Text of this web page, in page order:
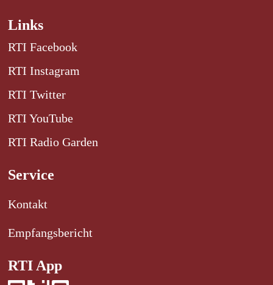
Links
RTI Facebook
RTI Instagram
RTI Twitter
RTI YouTube
RTI Radio Garden
Service
Kontakt
Empfangsbericht
RTI App